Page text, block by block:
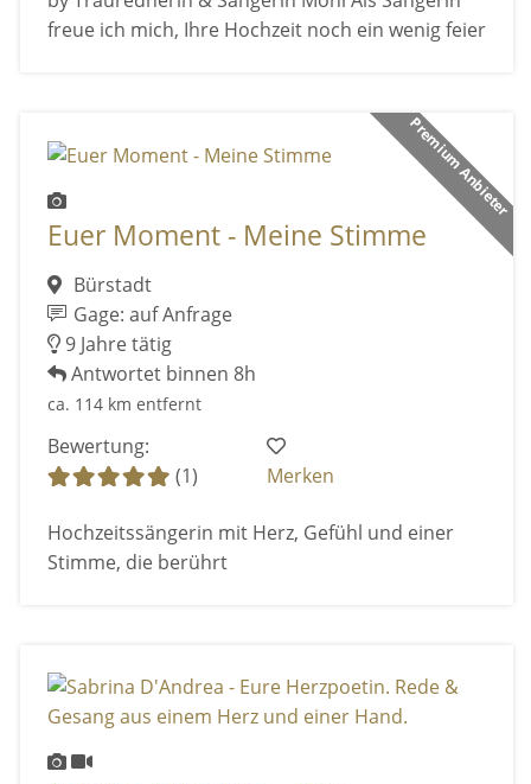
freue ich mich, Ihre Hochzeit noch ein wenig feier
Premium Anbieter
Euer Moment - Meine Stimme
Bürstadt
Gage: auf Anfrage
9 Jahre tätig
Antwortet binnen 8h
ca. 114 km entfernt
Bewertung:
(1)
Merken
Hochzeitssängerin mit Herz, Gefühl und einer
Stimme, die berührt